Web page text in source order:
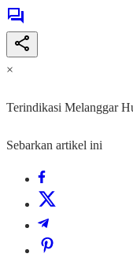
×
Terindikasi Melanggar
Sebarkan artikel ini